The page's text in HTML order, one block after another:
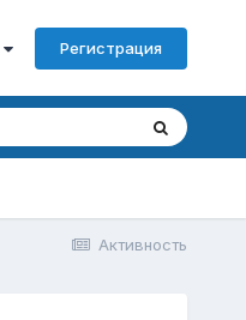
Регистрация
Активность